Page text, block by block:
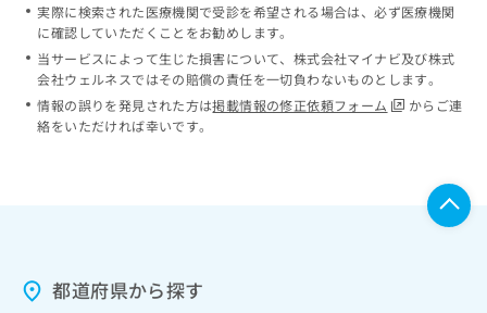
実際に検索された医療機関で受診を希望される場合は、必ず医療機関
に確認していただくことをお勧めします。
当サービスによって生じた損害について、株式会社マイナビ及び株式
会社ウェルネスではその賠償の責任を一切負わないものとします。
情報の誤りを発見された方は掲載情報の修正依頼フォーム
からご連
絡をいただければ幸いです。
都道府県から探す